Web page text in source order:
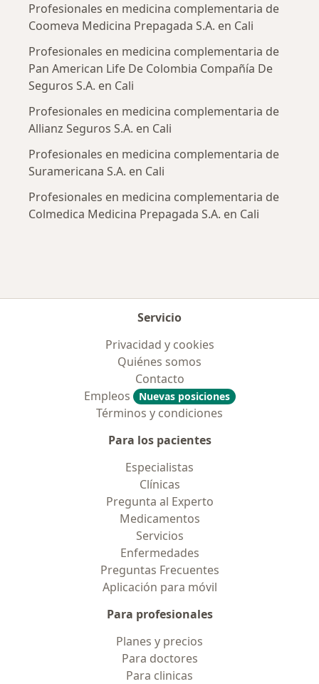
Profesionales en medicina complementaria de
Coomeva Medicina Prepagada S.A. en Cali
Profesionales en medicina complementaria de
Pan American Life De Colombia Compañía De
Seguros S.A. en Cali
Profesionales en medicina complementaria de
Allianz Seguros S.A. en Cali
Profesionales en medicina complementaria de
Suramericana S.A. en Cali
Profesionales en medicina complementaria de
Colmedica Medicina Prepagada S.A. en Cali
Servicio
Privacidad y cookies
Quiénes somos
Contacto
Empleos
Nuevas posiciones
Términos y condiciones
Para los pacientes
Especialistas
Clínicas
Pregunta al Experto
Medicamentos
Servicios
Enfermedades
Preguntas Frecuentes
Aplicación para móvil
Para profesionales
Planes y precios
Para doctores
Para clinicas